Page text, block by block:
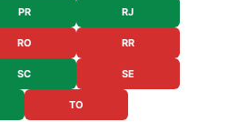
PR RJ
RO RR
SC SE
TO